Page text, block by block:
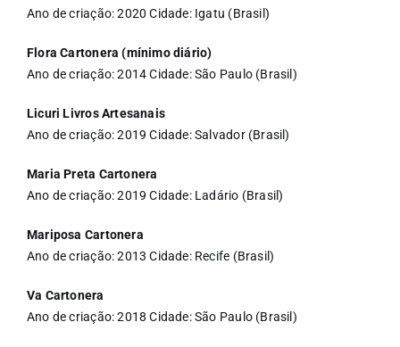
Ano de criação: 2020 Cidade: Igatu (Brasil)
Flora Cartonera (mínimo diário)
Ano de criação: 2014 Cidade: São Paulo (Brasil)
Licuri Livros Artesanais
Ano de criação: 2019 Cidade: Salvador (Brasil)
Maria Preta Cartonera
Ano de criação: 2019 Cidade: Ladário (Brasil)
Mariposa Cartonera
Ano de criação: 2013 Cidade: Recife (Brasil)
Va Cartonera
Ano de criação: 2018 Cidade: São Paulo (Brasil)